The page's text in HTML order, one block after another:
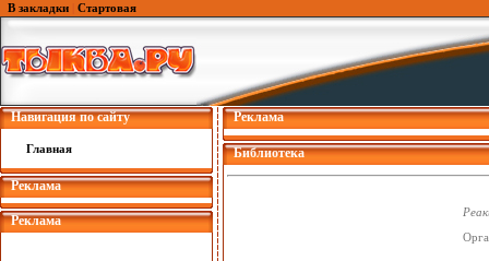
В закладки Стартовая
Навигация по сайту
Главная
Реклама
Реклама
Реклама
Библиотека